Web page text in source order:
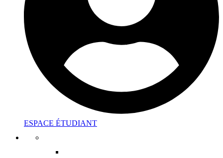
ESPACE ÉTUDIANT